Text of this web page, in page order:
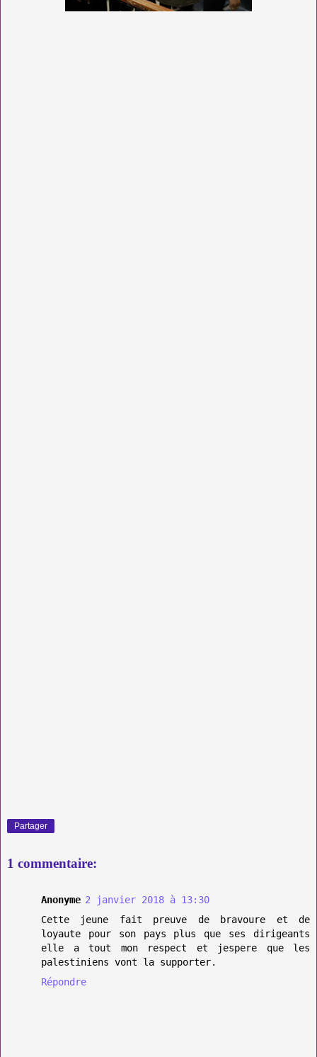
Partager
1 commentaire:
Anonyme 2 janvier 2018 à 13:30
Cette jeune fait preuve de bravoure et de
loyaute pour son pays plus que ses dirigeants
elle a tout mon respect et jespere que les
palestiniens vont la supporter.
Répondre